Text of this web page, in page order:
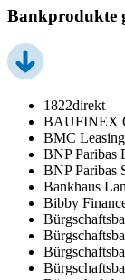
Bankprodukte
1822direkt
BAUFINEX
BMC Leasing
BNP Paribas
BNP Paribas
Bankhaus
Bibby